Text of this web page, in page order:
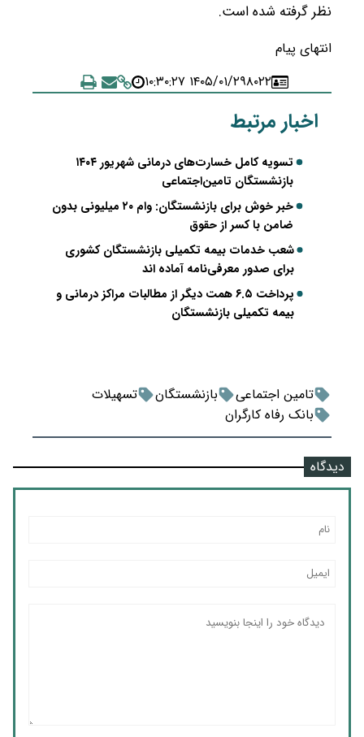
نظر گرفته شده است.
انتهای پیام
۸۰۲۲۱۴۰۵/۰۱/۲۹ ۱۰:۳۰:۲۷
اخبار مرتبط
تسویه کامل خسارت‌های درمانی شهریور ۱۴۰۴
بازنشستگان تامین‌اجتماعی
خبر خوش برای بازنشستگان: وام ۲۰ میلیونی بدون
ضامن با کسر از حقوق
شعب خدمات بیمه تکمیلی بازنشستگان کشوری
برای صدور معرفی‌نامه آماده اند
پرداخت ۶.۵ همت دیگر از مطالبات مراکز درمانی و
بیمه تکمیلی بازنشستگان
تامین اجتماعی بازنشستگان
تسهیلات
بانک رفاه کارگران
دیدگاه